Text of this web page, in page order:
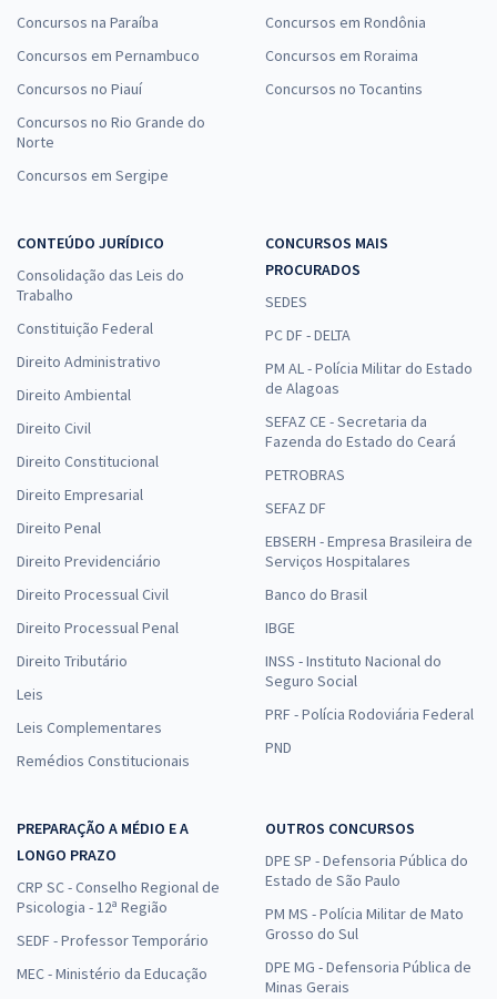
Concursos na Paraíba
Concursos em Pernambuco
Concursos no Piauí
Concursos no Rio Grande do
Norte
Concursos em Sergipe
Concursos em Rondônia
Concursos em Roraima
Concursos no Tocantins
CONTEÚDO JURÍDICO
Consolidação das Leis do
Trabalho
Constituição Federal
Direito Administrativo
Direito Ambiental
Direito Civil
Direito Constitucional
Direito Empresarial
Direito Penal
Direito Previdenciário
Direito Processual Civil
Direito Processual Penal
Direito Tributário
Leis
Leis Complementares
Remédios Constitucionais
CONCURSOS MAIS
PROCURADOS
SEDES
PC DF - DELTA
PM AL - Polícia Militar do Estado
de Alagoas
SEFAZ CE - Secretaria da
Fazenda do Estado do Ceará
PETROBRAS
SEFAZ DF
EBSERH - Empresa Brasileira de
Serviços Hospitalares
Banco do Brasil
IBGE
INSS - Instituto Nacional do
Seguro Social
PRF - Polícia Rodoviária Federal
PND
PREPARAÇÃO A MÉDIO E A
LONGO PRAZO
CRP SC - Conselho Regional de
Psicologia - 12ª Região
SEDF - Professor Temporário
MEC - Ministério da Educação
OUTROS CONCURSOS
DPE SP - Defensoria Pública do
Estado de São Paulo
PM MS - Polícia Militar de Mato
Grosso do Sul
DPE MG - Defensoria Pública de
Minas Gerais